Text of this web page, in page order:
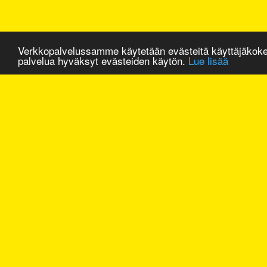
Verkkopalvelussamme käytetään evästeitä
palvelua hyväksyt evästeiden käytön. Lue lisää